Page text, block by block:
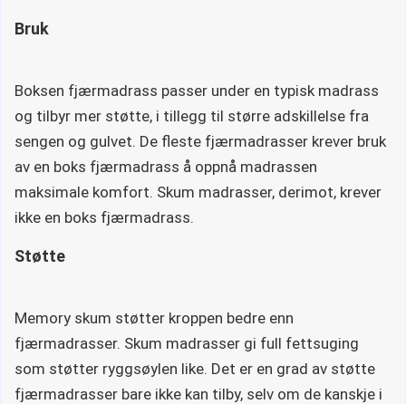
Bruk
Boksen fjærmadrass passer under en typisk madrass
og tilbyr mer støtte, i tillegg til større adskillelse fra
sengen og gulvet. De fleste fjærmadrasser krever bruk
av en boks fjærmadrass å oppnå madrassen
maksimale komfort. Skum madrasser, derimot, krever
ikke en boks fjærmadrass.
Støtte
Memory skum støtter kroppen bedre enn
fjærmadrasser. Skum madrasser gi full fettsuging
som støtter ryggsøylen like. Det er en grad av støtte
fjærmadrasser bare ikke kan tilby, selv om de kanskje i